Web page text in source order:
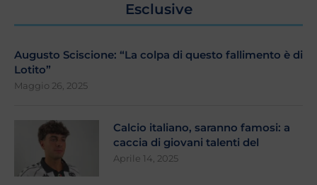
Esclusive
Augusto Sciscione: “La colpa di questo fallimento è di
Lotito”
Maggio 26, 2025
Calcio italiano, saranno famosi: a
caccia di giovani talenti del
Aprile 14, 2025